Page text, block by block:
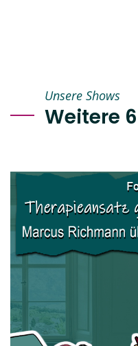
Unsere Shows
Weitere